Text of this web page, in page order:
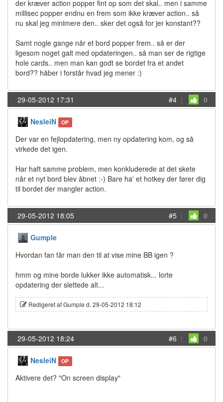
der kræver action popper fint op som det skal.. men i samme
millisec popper endnu en frem som ikke kræver action.. så
nu skal jeg minimere den.. sker det også for jer konstant??
Samt nogle gange når et bord popper frem.. så er der
ligesom noget galt med opdateringen.. så man ser de rigtige
hole cards.. men man kan godt se bordet fra et andet
bord?? håber i forstår hvad jeg mener :)
29-05-2012 17:31 #4 | 0
NesleiN OP
Der var en fejlopdatering, men ny opdatering kom, og så
virkede det igen.
Har haft samme problem, men konkluderede at det skete
når et nyt bord blev åbnet :-) Bare ha' et hotkey der fører dig
til bordet der mangler action.
29-05-2012 18:05 #5 | 0
Gumple
Hvordan fan får man den til at vise mine BB igen ?
hmm og mine borde lukker ikke automatisk... lorte
opdatering der slettede alt...
Redigeret af Gumple d. 29-05-2012 18:12
29-05-2012 18:24 #6 | 0
NesleiN OP
Aktivere det? "On screen display"